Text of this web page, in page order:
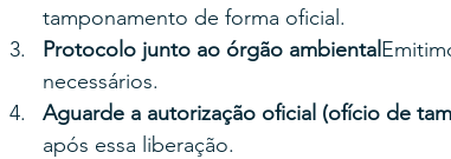
tamponamento de forma oficial.
Protocolo junto ao órgão ambiental
necessários.
Aguarde a autorização oficial (ofício de
após essa liberação.